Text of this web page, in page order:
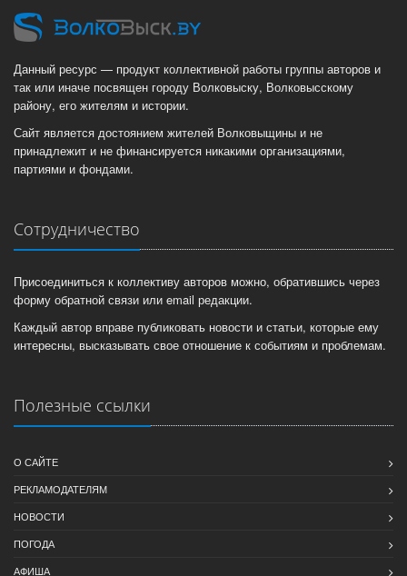
Данный ресурс — продукт коллективной работы группы авторов и
так или иначе посвящен городу Волковыску, Волковысскому
району, его жителям и истории.
Сайт является достоянием жителей Волковыщины и не
принадлежит и не финансируется никакими организациями,
партиями и фондами.
Сотрудничество
Присоединиться к коллективу авторов можно, обратившись через
форму обратной связи или email редакции.
Каждый автор вправе публиковать новости и статьи, которые ему
интересны, высказывать свое отношение к событиям и проблемам.
Полезные ссылки
О САЙТЕ
РЕКЛАМОДАТЕЛЯМ
НОВОСТИ
ПОГОДА
АФИША